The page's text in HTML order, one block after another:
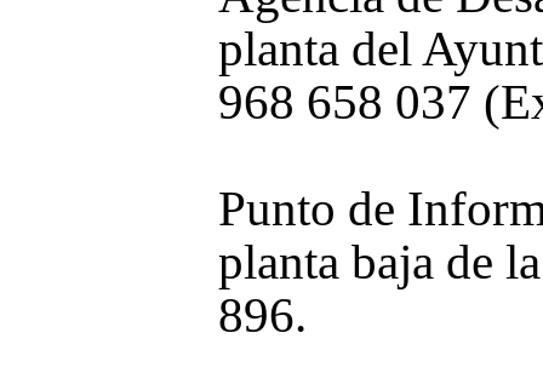
planta del
968 658 037
Punto de
planta baja de
896.